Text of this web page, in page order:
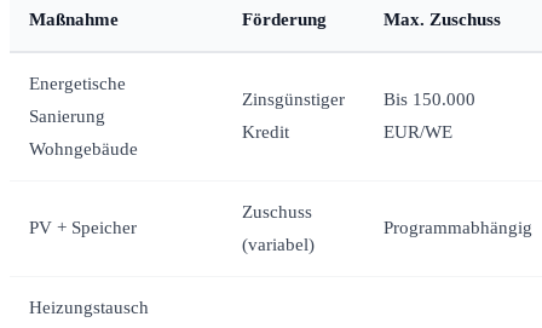
Maßnahme Förderung Max. Zuschuss
Energetische
Sanierung
Wohngebäude
Zinsgünstiger
Kredit
Bis 150.000
EUR/WE
PV + Speicher
Zuschuss
(variabel)
Programmabhängig
Heizungstausch